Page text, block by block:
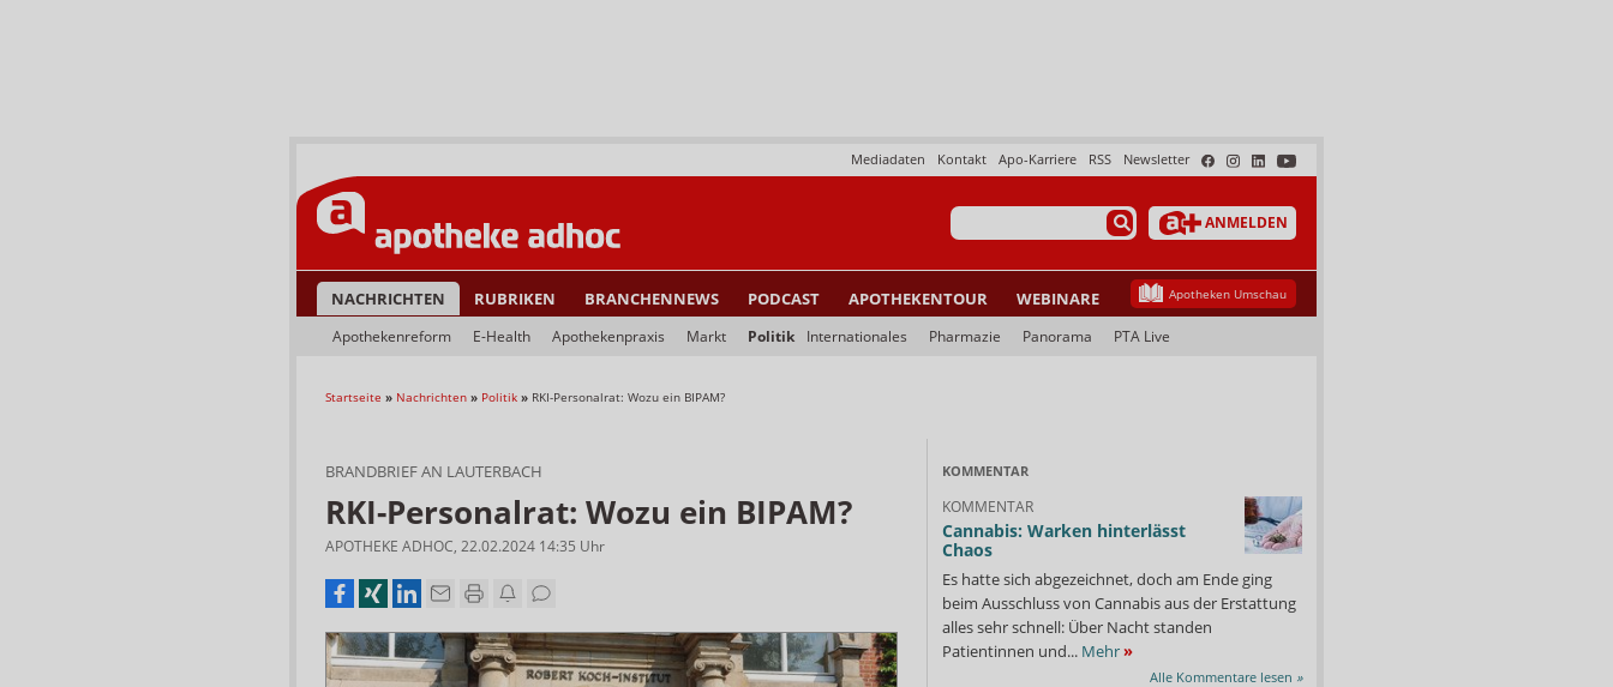
Newsletter
RSS
Apo-Karriere
Kontakt
Mediadaten
ANMELDEN
NACHRICHTEN RUBRIKEN BRANCHENNEWS PODCAST APOTHEKENTOUR WEBINARE Apotheken Umschau
Apothekenreform E-Health Apothekenpraxis Markt Politik Internationales Pharmazie Panorama PTA Live
Startseite » Nachrichten » Politik » RKI-Personalrat: Wozu ein BIPAM?
BRANDBRIEF AN LAUTERBACH
RKI-Personalrat: Wozu ein BIPAM?
APOTHEKE ADHOC, 22.02.2024 14:35 Uhr
KOMMENTAR
KOMMENTAR
Cannabis: Warken hinterlässt
Chaos
Es hatte sich abgezeichnet, doch am Ende ging
beim Ausschluss von Cannabis aus der Erstattung
alles sehr schnell: Über Nacht standen
Patientinnen und... Mehr»
Alle Kommentare lesen »